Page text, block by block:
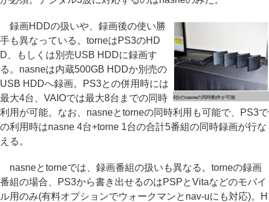
4台のnasneの同時動作が可能
録画HDDの扱いや、録画後の使い勝
手も異なっている。torneはPS3のHD
D、もしくは別売USB HDDに録画す
る。nasneは内蔵500GB HDDか別売の
USB HDDへ録画。PS3との併用時には
最大4台、VAIOでは最大8台までの同時
利用が可能。なお、nasneとtorneの同時利用も可能で、PS3で
の利用時はnasne 4台+torne 1台の合計5番組の同時録画が行な
える。
nasneとtorneでは、録画番組の扱いも異なる。torneの録画
番組の場合、PS3から書き出せるのはPSPとVitaなどのモバイ
ル用のみ(有料オプションでウォークマンとnav-uにも対応)。H